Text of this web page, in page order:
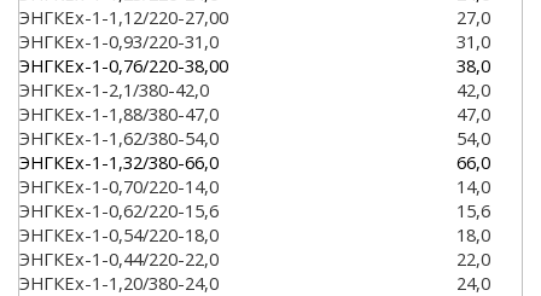
ЭНГКЕх-1-1,12/220-27,00
27,0
ЭНГКЕх-1-0,93/220-31,0
31,0
ЭНГКЕх-1-0,76/220-38,00
38,0
ЭНГКЕх-1-2,1/380-42,0
42,0
ЭНГКЕх-1-1,88/380-47,0
47,0
ЭНГКЕх-1-1,62/380-54,0
54,0
ЭНГКЕх-1-1,32/380-66,0
66,0
ЭНГКЕх-1-0,70/220-14,0
14,0
ЭНГКЕх-1-0,62/220-15,6
15,6
ЭНГКЕх-1-0,54/220-18,0
18,0
ЭНГКЕх-1-0,44/220-22,0
22,0
ЭНГКЕх-1-1,20/380-24,0
24,0